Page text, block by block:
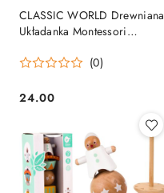
CLASSIC WORLD Drewniana
Układanka Montessori
do Dopasowania
(0)
Cena:
24.00